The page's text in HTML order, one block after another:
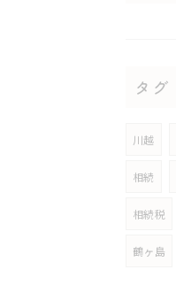
タグ
川越
相続
相続税
鶴ヶ島